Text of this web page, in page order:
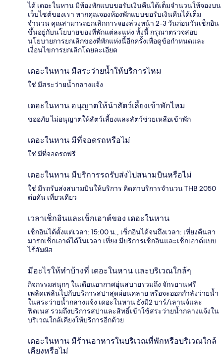
ได้ เดอะในหาน มีห้องพักแบบขอรับเงินคืนได้เต็มจำนวนให้จองบน
เว็บไซต์ของเรา หากคุณจองห้องพักแบบขอรับเงินคืนได้เต็ม
จำนวน คุณสามารถยกเลิกการจองล่วงหน้า 2-3 วันก่อนวันเช็กอิน
ขึ้นอยู่กับนโยบายของที่พักแต่ละแห่ง ทั้งนี้ กรุณาตรวจสอบ
นโยบายการยกเลิกของที่พักแห่งนี้อีกครั้งเพื่อดูข้อกำหนดและ
เงื่อนไขการยกเลิกโดยละเอียด
เดอะในหาน มีสระว่ายน้ำให้บริการไหม
ใช่ มีสระว่ายน้ำกลางแจ้ง
เดอะในหาน อนุญาตให้นำสัตว์เลี้ยงเข้าพักไหม
ขออภัย ไม่อนุญาตให้สัตว์เลี้ยงและสัตว์ช่วยเหลือเข้าพัก
เดอะในหาน มีที่จอดรถหรือไม่
ใช่ มีที่จอดรถฟรี
เดอะในหาน มีบริการรถรับส่งไปสนามบินหรือไม่
ใช่ มีรถรับส่งสนามบินให้บริการ คิดค่าบริการจำนวน THB 2050
ต่อคัน เที่ยวเดียว
เวลาเช็กอินและเช็กเอาต์ของ เดอะในหาน
เช็กอินได้ตั้งแต่เวลา: 15:00 น., เช็กอินได้จนถึงเวลา: เที่ยงคืนสา
มารถเช็กเอาต์ได้ในเวลา เที่ยง มีบริการเช็กอินและเช็กเอาต์แบบ
ไร้สัมผัส
มีอะไรให้ทำบ้างที่ เดอะในหาน และบริเวณใกล้ๆ
กิจกรรมสนุกๆ ในเดือนอากาศอุ่นสบายรวมถึง จักรยานฟรี
เพลิดเพลินไปกับบริการสปาสุดผ่อนคลาย หรือจะออกกำลังว่ายน้ำ
ในสระว่ายน้ำกลางแจ้ง เดอะในหาน ยังมี2 บาร์/เลานจ์และ
ฟิตเนส รวมถึงบริการสปาและสิทธิ์เข้าใช้สระว่ายน้ำกลางแจ้งใน
บริเวณใกล้เคียงให้บริการอีกด้วย
เดอะในหาน มีร้านอาหารในบริเวณที่พักหรือบริเวณใกล้
เคียงหรือไม่